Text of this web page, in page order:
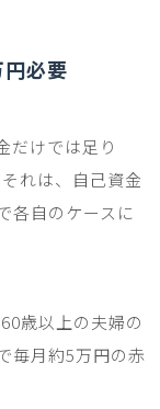
円必要
だけでは足り
れは、自己資金
各自のケースに
60歳以上の夫婦の
毎月約5万円の赤